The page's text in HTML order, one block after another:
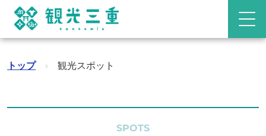
トップ › 観光スポット
SPOTS